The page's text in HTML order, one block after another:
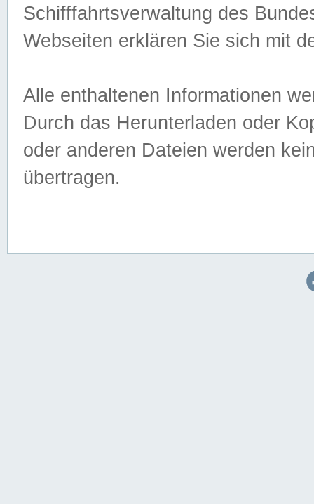
Schifffahrtsverwaltung des
Webseiten erklären Sie sich mit
Alle enthaltenen Informationen
Durch das Herunterladen oder
oder anderen Dateien werden
übertragen.